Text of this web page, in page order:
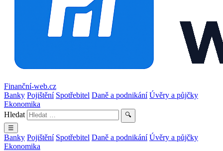
Finanční-web.cz
Banky Pojištění Spotřebitel Daně a podnikání Úvěry a půjčky
Ekonomika
Hledat
🔍
☰
Banky Pojištění Spotřebitel Daně a podnikání Úvěry a půjčky
Ekonomika